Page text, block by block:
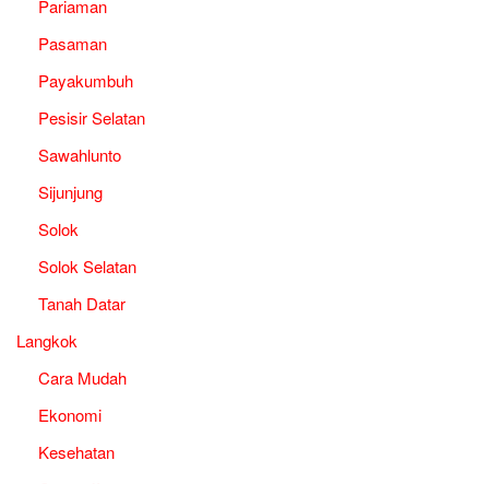
Pariaman
Pasaman
Payakumbuh
Pesisir Selatan
Sawahlunto
Sijunjung
Solok
Solok Selatan
Tanah Datar
Langkok
Cara Mudah
Ekonomi
Kesehatan